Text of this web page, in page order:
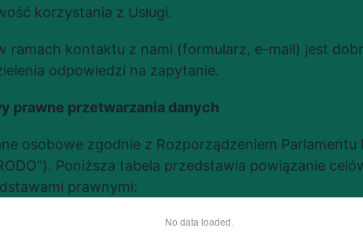
korzystania z Usługi.
ramach kontaktu z nami (formularz, e-mail) jest
odpowiedzi na zapytanie.
prawne przetwarzania danych
osobowe zgodnie z Rozporządzeniem Parlamentu
Poniższa tabela przedstawia powiązanie
prawnymi:
No data loaded.